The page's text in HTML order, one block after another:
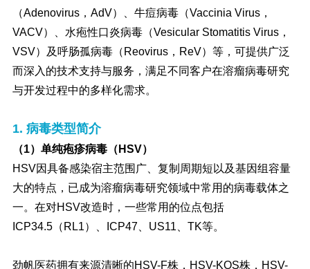
（Adenovirus，AdV）、牛痘病毒（Vaccinia Virus，
VACV）、水疱性口炎病毒（Vesicular Stomatitis Virus，
VSV）及呼肠孤病毒（Reovirus，ReV）等，可提供广泛
而深入的技术支持与服务，满足不同客户在溶瘤病毒研究
与开发过程中的多样化需求。
1. 病毒类型简介
（1）单纯疱疹病毒（HSV）
HSV因具备感染宿主范围广、复制周期短以及基因组容量
大的特点，已成为溶瘤病毒研究领域中常用的病毒载体之
一。在对HSV改造时，一些常用的位点包括
ICP34.5（RL1）、ICP47、US11、TK等。
劲帆医药拥有来源清晰的HSV-F株，HSV-KOS株，HSV-